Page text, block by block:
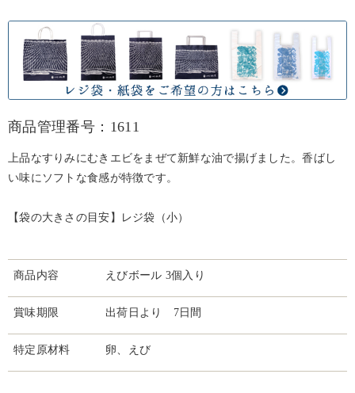
商品管理番号：1611
上品なすりみにむきエビをまぜて新鮮な油で揚げました。香ばし
い味にソフトな食感が特徴です。
【袋の大きさの目安】レジ袋（小）
商品内容 えびボール 3個入り
賞味期限 出荷日より 7日間
特定原材料 卵、えび